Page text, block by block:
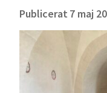
Publicerat 7 maj